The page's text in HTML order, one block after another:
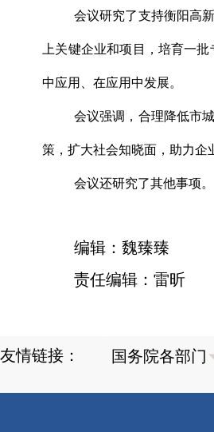
会议研究了支持衡阳高
上关键企业和项目，培育一
中应用、在应用中发展。
会议强调，合理降低市
策，扩大社会知晓面，助力企
会议还研究了其他事项。
编辑：魏臻臻
责任编辑：雷昕
友情链接：